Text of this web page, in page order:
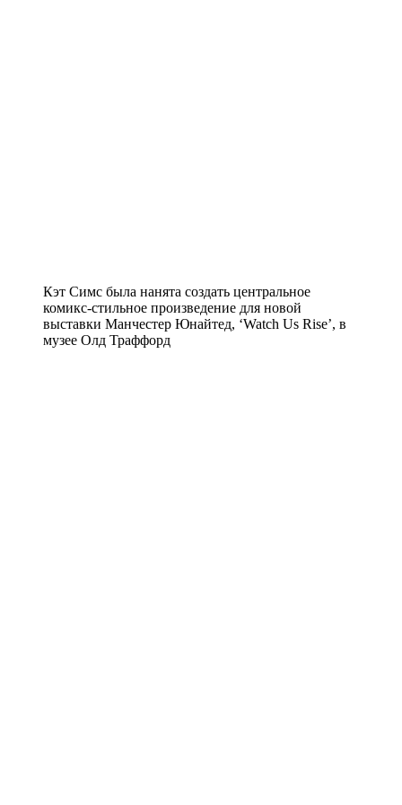
Кэт Симс была нанята создать центральное
комикс-стильное произведение для новой
выставки Манчестер Юнайтед, ‘Watch Us Rise’, в
музеe Олд Траффорд